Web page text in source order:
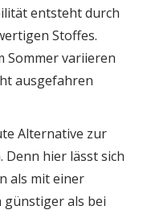
entsteht durch
Stoffes.
Sommer variieren
ausgefahren
Alternative zur
Denn hier lässt sich
als mit einer
günstiger als bei